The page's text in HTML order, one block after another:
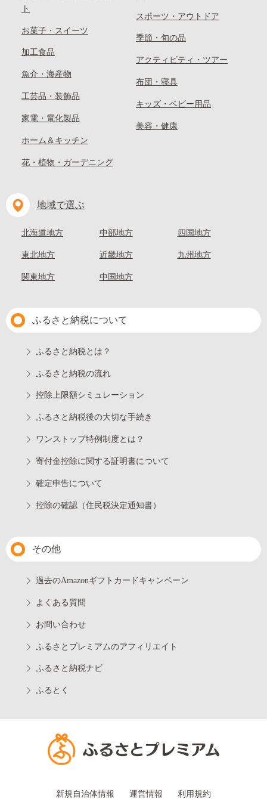
ト
お菓子・スイーツ
加工食品
魚介・海産物
工芸品・装飾品
家電・電化製品
ホーム＆キッチン
花・植物・ガーデニング
スポーツ・アウトドア
季節・旬の品
アクティビティ・ツアー
布団・寝具
キッズ・ベビー用品
美容・健康
地域で選ぶ
北海道地方
東北地方
関東地方
中部地方
近畿地方
中国地方
四国地方
九州地方
ふるさと納税について
ふるさと納税とは？
ふるさと納税の流れ
控除上限額シミュレーション
ふるさと納税後の大切な手続き
ワンストップ特例制度とは？
寄付金控除に関する証明書について
確定申告について
控除の確認（住民税決定通知書）
その他
過去のAmazonギフトカードキャンペーン
よくある質問
お問い合わせ
ふるさとプレミアムのアフィリエイト
ふるさと納税ナビ
ふるとく
新規自治体情報 運営情報 利用規約